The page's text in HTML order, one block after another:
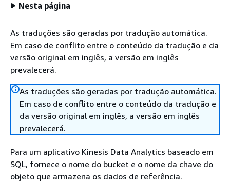
Nesta página
As traduções são geradas por tradução automática.
Em caso de conflito entre o conteúdo da tradução e da
versão original em inglês, a versão em inglês
prevalecerá.
As traduções são geradas por tradução automática.
Em caso de conflito entre o conteúdo da tradução e
da versão original em inglês, a versão em inglês
prevalecerá.
Para um aplicativo Kinesis Data Analytics baseado em
SQL, fornece o nome do bucket e o nome da chave do
objeto que armazena os dados de referência.